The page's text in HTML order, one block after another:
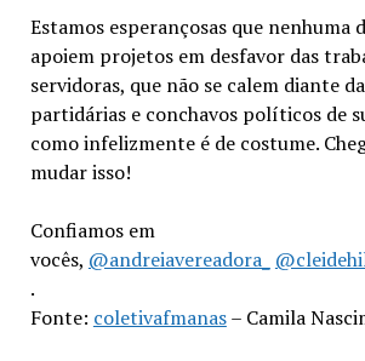
Estamos esperançosas que nenhuma
apoiem projetos em desfavor das
servidoras, que não se calem diante
partidárias e conchavos políticos de
como infelizmente é de costume.
mudar isso!
Confiamos em
vocês, @andreiavereadora_
.
Fonte: coletivafmanas– Camila